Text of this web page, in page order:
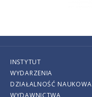
INSTYTUT
WYDARZENIA
DZIAŁALNOŚĆ NAUKOWA
WYDAWNICTWA